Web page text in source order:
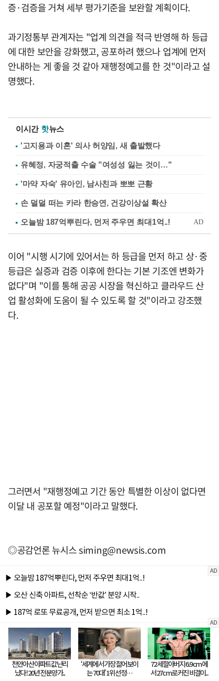
증·검증을 거쳐 세부 평가기준을 보완할 계획이다.
과기정통부 관계자는 "업계 의견을 적극 반영해 하 등급
에 대한 보안을 강화했고, 공포하려 했으나 업계에 먼저
안내하는 게 좋을 것 같아 재행정예고를 한 것"이라고 설
명했다.
이시간 핫뉴스
'고지용과 이혼' 의사 허양임, 새 출발했다
유혜정, 자궁적출 수술 "여성성 잃는 것이…"
'마약 자숙' 유아인, 남사친과 뽀뽀 근황
손 덜덜 떠는 카라 한승연, 건강이상설 확산
이어 "시행 시기에 있어서는 하 등급을 먼저 하고 상·중
등급은 실증과 검증 이후에 한다는 기본 기조엔 변화가
없다"며 "이를 통해 공공 시장을 혁신하고 클라우드 산
업 활성화에 도움이 될 수 있도록 할 것"이라고 강조했
다.
그러면서 "재행정예고 기간 동안 특별한 이상이 없다면
이달 내 공포할 예정"이라고 말했다.
◎공감언론 뉴시스siming@newsis.com